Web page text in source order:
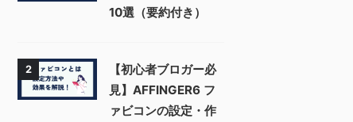
10選（要約付き）
2
【初心者ブロガー必
見】AFFINGER6 フ
ァビコンの設定・作